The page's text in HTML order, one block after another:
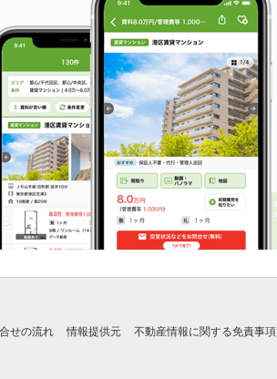
せの流れ 情報提供元 不動産情報に関する免責事項